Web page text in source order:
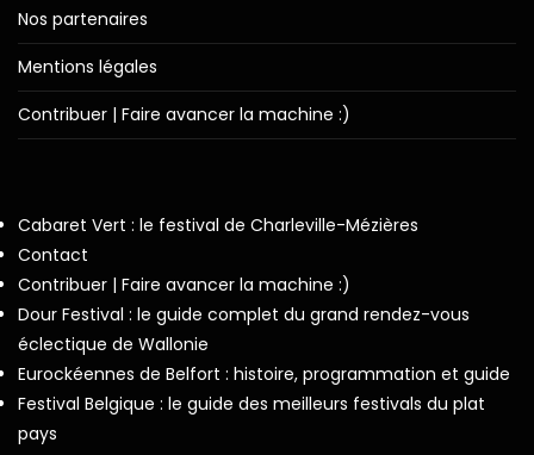
Nos partenaires
Mentions légales
Contribuer | Faire avancer la machine :)
Cabaret Vert : le festival de Charleville-Mézières
Contact
Contribuer | Faire avancer la machine :)
Dour Festival : le guide complet du grand rendez-vous
éclectique de Wallonie
Eurockéennes de Belfort : histoire, programmation et guide
Festival Belgique : le guide des meilleurs festivals du plat
pays